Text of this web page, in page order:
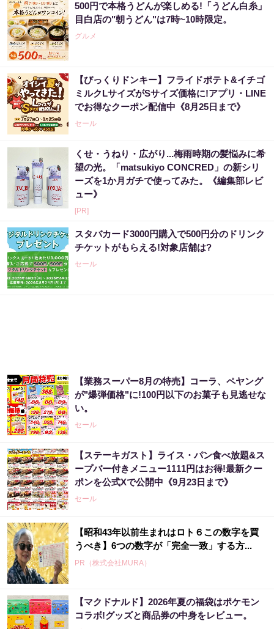
500円で本格うどんが楽しめる!「うどん白糸」
目白店の"朝うどん"は7時~10時限定。
グルメ
【びっくりドンキー】フライドポテト&イチゴ
ミルクLサイズがSサイズ価格に!アプリ・LINE
でお得なクーポン配信中《8月25日まで》
セール
くせ・うねり・広がり...梅雨時期の髪悩みに希
望の光。「matsukiyo CONCRED」の新シリ
ーズを1か月ガチで使ってみた。《編集部レビ
ュー》
[PR]
スタバカード3000円購入で500円分のドリンク
チケットがもらえる!対象店舗は?
セール
【業務スーパー8月の特売】コーラ、ペヤング
が"爆弾価格"に!100円以下のお菓子も見逃せな
い。
セール
【ステーキガスト】ライス・パン食べ放題&ス
ープバー付きメニュー1111円はお得!最新クー
ポンを公式Xで公開中《9月23日まで》
セール
【昭和43年以前生まれはロト６この数字を買
うべき】6つの数字が「完全一致」する方...
PR（株式会社MURA）
「これから株価はこうやって動いていく」世
界的活躍を見せた天才が暴露
【マクドナルド】2026年夏の福袋はポケモン
コラボ!グッズと商品券の中身をレビュー。